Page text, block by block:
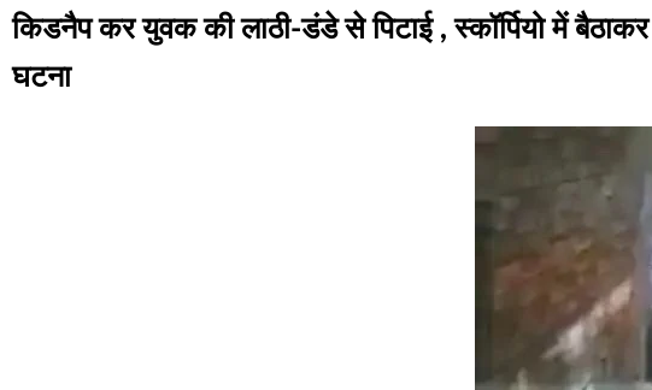
किडनैप कर युवक की लाठी-डंडे से पिटाई , स्कॉर्पियो में
घटना